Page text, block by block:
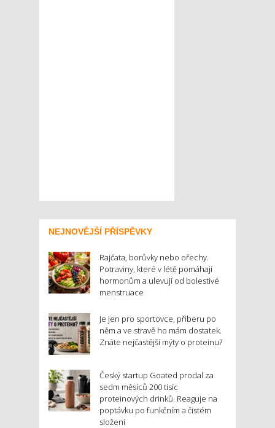
NEJNOVĚJŠÍ PŘÍSPĚVKY
Rajčata, borůvky nebo ořechy.
Potraviny, které v létě pomáhají
hormonům a ulevují od bolestivé
menstruace
Je jen pro sportovce, přiberu po
něm a ve stravě ho mám dostatek.
Znáte nejčastější mýty o proteinu?
Český startup Goated prodal za
sedm měsíců 200 tisíc
proteinových drinků. Reaguje na
poptávku po funkčním a čistém
složení